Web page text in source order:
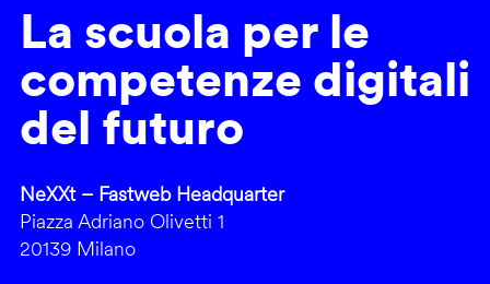
La scuola per le
competenze digitali
del futuro
NeXXt – Fastweb Headquarter
Piazza Adriano Olivetti 1
20139 Milano